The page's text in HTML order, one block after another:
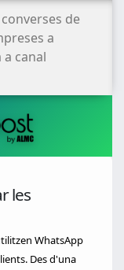
de
a
canal
les
WhatsApp
Des d'una